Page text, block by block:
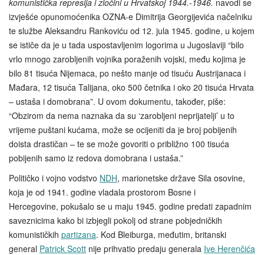
izvješće opunomoćenika OZNA-e Dimitrija Georgijevića načelniku
te službe Aleksandru Rankoviću od 12. jula 1945. godine, u kojem
se ističe da je u tada uspostavljenim logorima u Jugoslaviji “bilo
vrlo mnogo zarobljenih vojnika poraženih vojski, među kojima je
bilo 81 tisuća Nijemaca, po nešto manje od tisuću Austrijanaca i
Mađara, 12 tisuća Talijana, oko 500 četnika i oko 20 tisuća Hrvata
– ustaša i domobrana”. U ovom dokumentu, također, piše:
“Obzirom da nema naznaka da su ‘zarobljeni neprijatelji’ u to
vrijeme puštani kućama, može se ocijeniti da je broj pobijenih
doista drastičan – te se može govoriti o približno 100 tisuća
pobijenih samo iz redova domobrana i ustaša.”
Političko i vojno vodstvo NDH, marionetske države Sila osovine,
koja je od 1941. godine vladala prostorom Bosne i
Hercegovine, pokušalo se u maju 1945. godine predati zapadnim
saveznicima kako bi izbjegli pokolj od strane pobjedničkih
komunističkih partizana. Kod Bleiburga, međutim, britanski
general Patrick Scott nije prihvatio predaju generala Ive Herenčića